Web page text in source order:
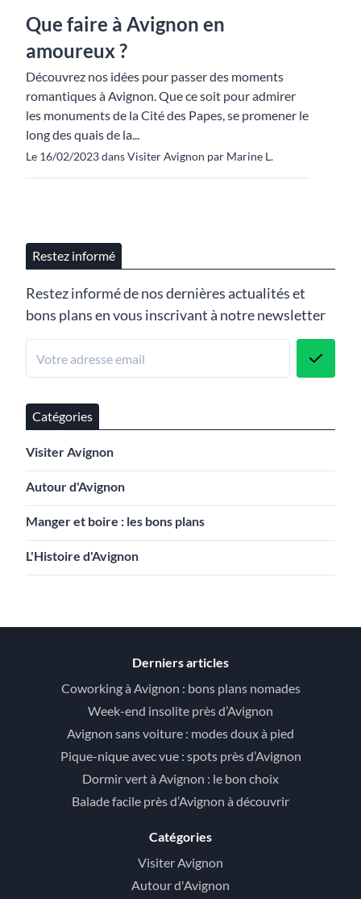
Que faire à Avignon en
amoureux ?
Découvrez nos idées pour passer des moments
romantiques à Avignon. Que ce soit pour admirer
les monuments de la Cité des Papes, se promener le
long des quais de la...
Le 16/02/2023 dans Visiter Avignon par Marine L.
Restez informé
Restez informé de nos dernières actualités et
bons plans en vous inscrivant à notre newsletter
Catégories
Visiter Avignon
Autour d'Avignon
Manger et boire : les bons plans
L'Histoire d'Avignon
Derniers articles
Coworking à Avignon : bons plans nomades
Week-end insolite près d’Avignon
Avignon sans voiture : modes doux à pied
Pique-nique avec vue : spots près d’Avignon
Dormir vert à Avignon : le bon choix
Balade facile près d’Avignon à découvrir
Catégories
Visiter Avignon
Autour d'Avignon